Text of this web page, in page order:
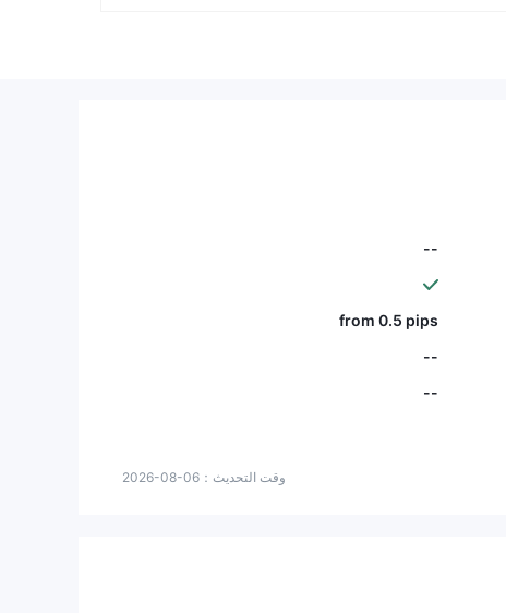
--
from 0.5 pips
--
--
وقت التحديث： 2026-08-06